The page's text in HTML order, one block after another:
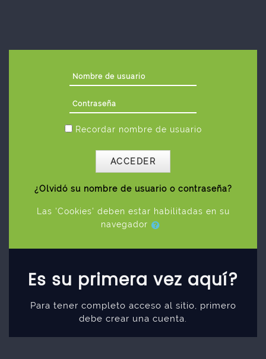
Nombre de usuario
Recordar nombre de usuario
ACCEDER
¿Olvidó su nombre de usuario o contraseña?
Las 'Cookies' deben estar habilitadas en su
navegador
Es su primera vez aquí?
Para tener completo acceso al sitio, primero
debe crear una cuenta.